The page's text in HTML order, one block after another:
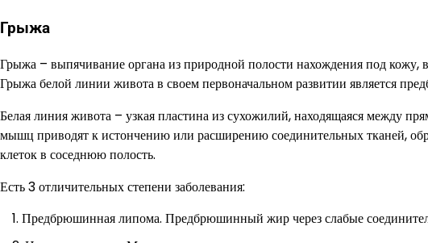
Грыжа
Грыжа – выпячивание органа из природной полости нахождения под
Грыжа белой линии живота в своем первоначальном развитии является
Белая линия живота – узкая пластина из сухожилий, находящаяся между
мышц приводят к истончению или расширению соединительных тканей,
клеток в соседнюю полость.
Есть 3 отличительных степени заболевания:
Предбрюшинная липома. Предбрюшинный жир через слабые